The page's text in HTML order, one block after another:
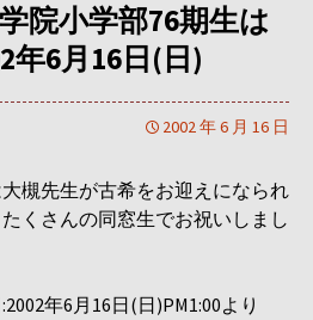
院小学部76期生は
年6月16日(日)
2002 年 6 月 16 日
槻先生が古希をお迎えになられ
くさんの同窓生でお祝いしまし
年6月16日(日)PM1:00より